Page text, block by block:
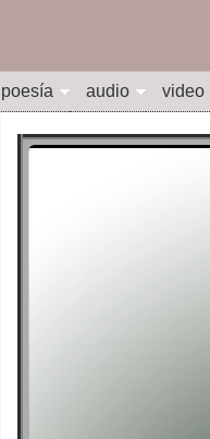
poesía audio video